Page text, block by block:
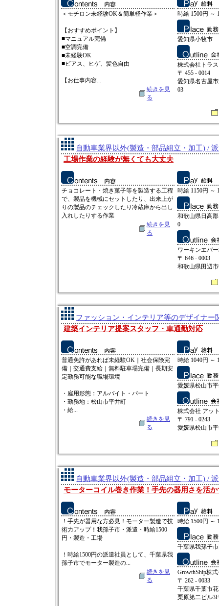
＜モチロン未経験OK＆簡単軽作業＞
【おすすめポイント】
■マニュアル完備
■空調完備
■未経験OK
■ピアス、ヒゲ、髪色自由
【お仕事内容...
続きを見
る
時給 1500円 ～
愛知県小牧市
株式会社トラ
〒 455 - 0014
愛知県名古屋
03
自動車業界以外(製造・部品組立・加工) /
工場作業の経験が無くても大丈夫
チョコレート・焼き菓子等を製造する工程
で、製品を機械にセットしたり、出来上が
りの製品のチェックしたり冷蔵庫から出し
入れしたりする作業
続きを見
る
時給 1150円 ～
和歌山県日高
0
ワーキンエバ
〒 646 - 0003
和歌山県田辺
ファッション・インテリア等のデザイナー
建築インテリア提案スタッフ・車通勤対応
普通免許があれば未経験OK｜社会保険完
備｜交通費支給｜無料駐車場完備｜長期安
定勤務可能な職場環境
・雇用形態：アルバイト・パート
・勤務地：松山市平井町
・給...
続きを見
る
時給 1040円 ～
愛媛県松山市
株式会社 アッ
〒 791 - 0243
愛媛県松山市
自動車業界以外(製造・部品組立・加工) /
モーターコイル巻き作業！手先の器用さを活
！手先が器用な方必見！モーター製造で技
術力アップ！我孫子市・派遣・時給1500
円・製造・工場
！時給1500円の派遣社員として、千葉県我
孫子市でモーター製造の...
続きを見
る
時給 1500円 ～
千葉県我孫子
GrowthShip株
〒 262 - 0033
千葉県千葉市
栗原第二ビル3F